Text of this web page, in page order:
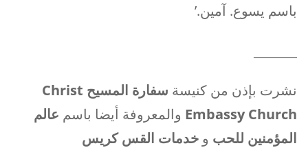
باسم يسوع. آمين.’
نشرت بإذن من كنيسة سفارة المسيح Christ
Embassy Church والمعروفة أيضا باسم عالم
المؤمنين للحب و خدمات القس كريس